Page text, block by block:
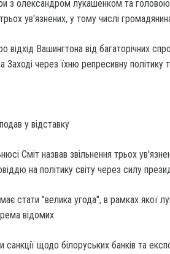
з олександром лукашенком та
ув'язнених, у тому числі
відхід Вашингтона від багаторічних
через їхню репресивну політику
у відставку
Сміт назвав звільнення трьох
на політику світу через силу
стати "велика угода", в рамках якої
відомих.
щодо білоруських банків та